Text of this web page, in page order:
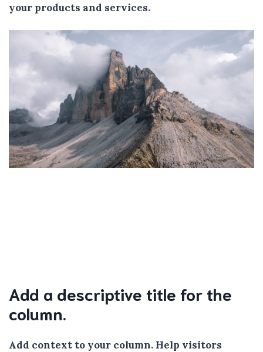
your products and services.
Add a descriptive title for the
column.
Add context to your column. Help visitors